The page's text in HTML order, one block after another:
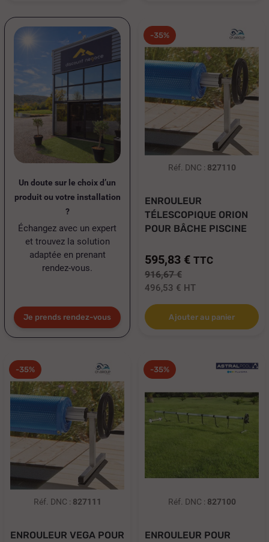
Un doute sur le choix d’un
produit ou votre installation
?
Échangez avec un expert
et trouvez la solution
adaptée en prenant
rendez-vous.
Je prends rendez-vous
-35%
Réf. DNC : 827110
ENROULEUR
TÉLESCOPIQUE ORION
POUR BÂCHE PISCINE
595,83 € TTC
916,67 €
496,53 € HT
Ajouter au panier
-35%
Réf. DNC : 827111
ENROULEUR VEGA POUR
-35%
Réf. DNC : 827100
ENROULEUR POUR